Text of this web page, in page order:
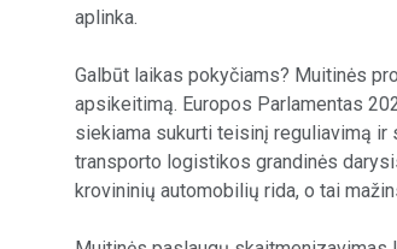
aplinka.
Galbūt laikas pokyčiams? Muitinės
apsikeitimą. Europos Parlamentas
siekiama sukurti teisinį reguliavimą ir
transporto logistikos grandinės
krovininių automobilių rida, o tai